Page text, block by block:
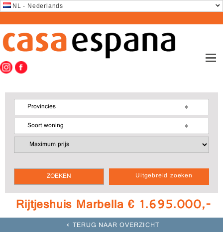
NL - Nederlands
Uitgebreid zoeken
Provincies
Soort woning
Rijtjeshuis Marbella € 1.695.000,-
TERUG NAAR OVERZICHT